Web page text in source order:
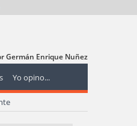
Germán Enrique Nuñez
Yo opino...